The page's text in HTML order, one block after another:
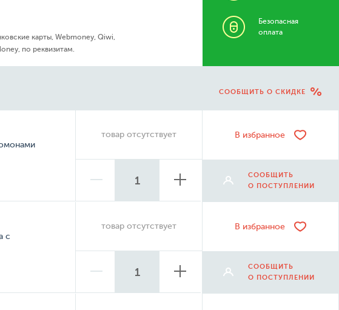
карты, Webmoney, Qiwi,
по реквизитам.
Безопасная
оплата
СООБЩИТЬ О СКИДКЕ
товар отсутствует В избранное
СООБЩИТЬ
О ПОСТУПЛЕНИИ
с
товар отсутствует В избранное
СООБЩИТЬ
О ПОСТУПЛЕНИИ